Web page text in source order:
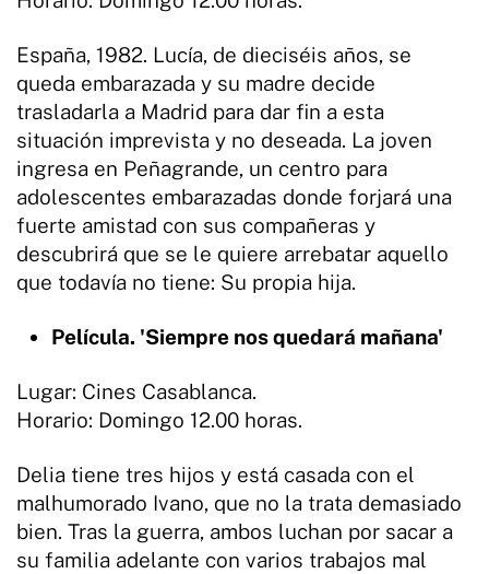
España, 1982. Lucía, de dieciséis años, se
queda embarazada y su madre decide
trasladarla a Madrid para dar fin a esta
situación imprevista y no deseada. La joven
ingresa en Peñagrande, un centro para
adolescentes embarazadas donde forjará una
fuerte amistad con sus compañeras y
descubrirá que se le quiere arrebatar aquello
que todavía no tiene: Su propia hija.
Película. 'Siempre nos quedará mañana'
Lugar: Cines Casablanca.
Horario: Domingo 12.00 horas.
Delia tiene tres hijos y está casada con el
malhumorado Ivano, que no la trata demasiado
bien. Tras la guerra, ambos luchan por sacar a
su familia adelante con varios trabajos mal